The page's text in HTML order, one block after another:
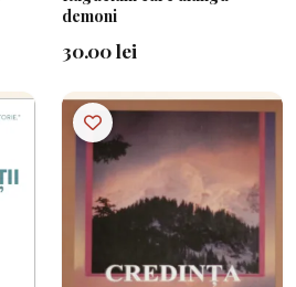
demoni
30.00 lei